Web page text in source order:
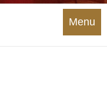
Menu